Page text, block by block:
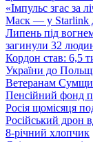
«Імпульс згас за
Маск — у Starlink
Липень під
загинули 32
Кордон став: 6,5
України до
Ветеранам
Пенсійний фонд
Росія щомісяця
Російський дрон
8-річний хлопчик